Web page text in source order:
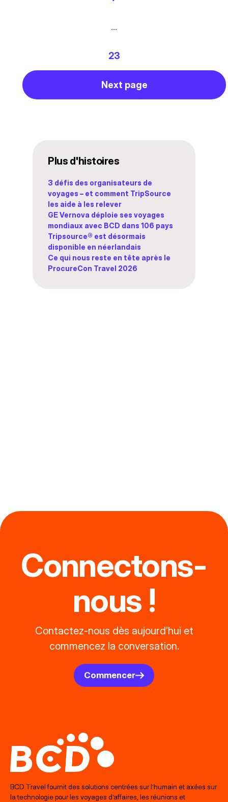
…
23
Next page
Plus d'histoires
3 défis des organisateurs de
voyages – et comment TripSource
les aide à les relever
GE Vernova déploie ses voyages
mondiaux avec BCD dans 106 pays
Tripsource® est désormais
disponible en néerlandais
Ce qui nous reste en tête après le
ProcureCon Travel 2026
Connectons-
nous !
Contactez-nous dès aujourd’hui et
commencez la conversation.
Commencer
BCD Travel fournit des solutions centrées sur l’humain et axées sur
la technologie pour les voyages d’affaires, les réunions et